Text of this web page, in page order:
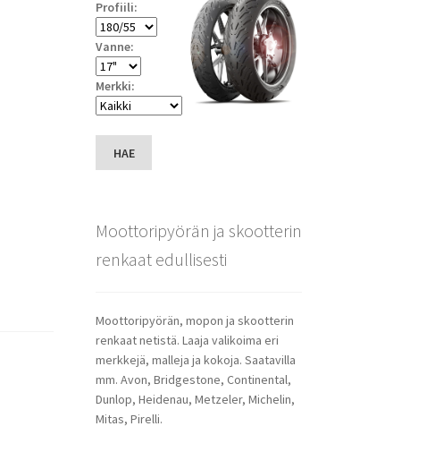
Profiili:
Vanne:
Merkki:
HAE
Moottoripyörän ja skootterin
renkaat edullisesti
Moottoripyörän, mopon ja skootterin
renkaat netistä. Laaja valikoima eri
merkkejä, malleja ja kokoja. Saatavilla
mm. Avon, Bridgestone, Continental,
Dunlop, Heidenau, Metzeler, Michelin,
Mitas, Pirelli.